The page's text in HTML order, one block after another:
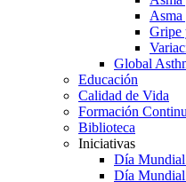
Asma
Gripe
Global
Educación
Calidad de Vida
Formación
Biblioteca
Iniciativas
Día
Día